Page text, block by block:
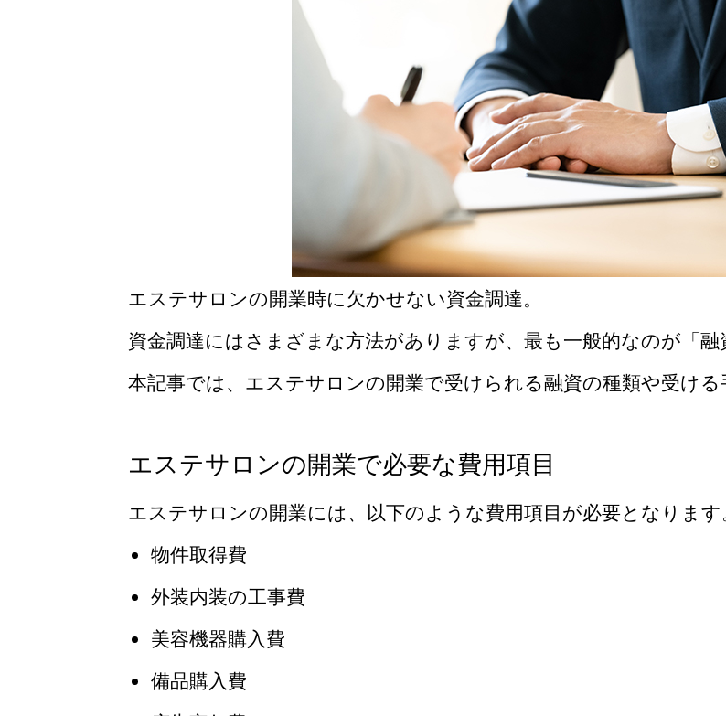
エステサロンの開業時に欠かせない資金調達。
資金調達にはさまざまな方法がありますが、最も一般的なのが「融
本記事では、エステサロンの開業で受けられる融資の種類や受ける
エステサロンの開業で必要な費用項目
エステサロンの開業には、以下のような費用項目が必要となります
物件取得費
外装内装の工事費
美容機器購入費
備品購入費